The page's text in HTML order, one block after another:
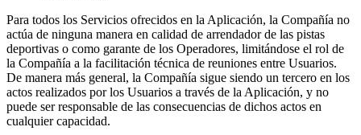
Para todos los Servicios ofrecidos en la Aplicación, la Compañía no
actúa de ninguna manera en calidad de arrendador de las pistas
deportivas o como garante de los Operadores, limitándose el rol de
la Compañía a la facilitación técnica de reuniones entre Usuarios.
De manera más general, la Compañía sigue siendo un tercero en los
actos realizados por los Usuarios a través de la Aplicación, y no
puede ser responsable de las consecuencias de dichos actos en
cualquier capacidad.